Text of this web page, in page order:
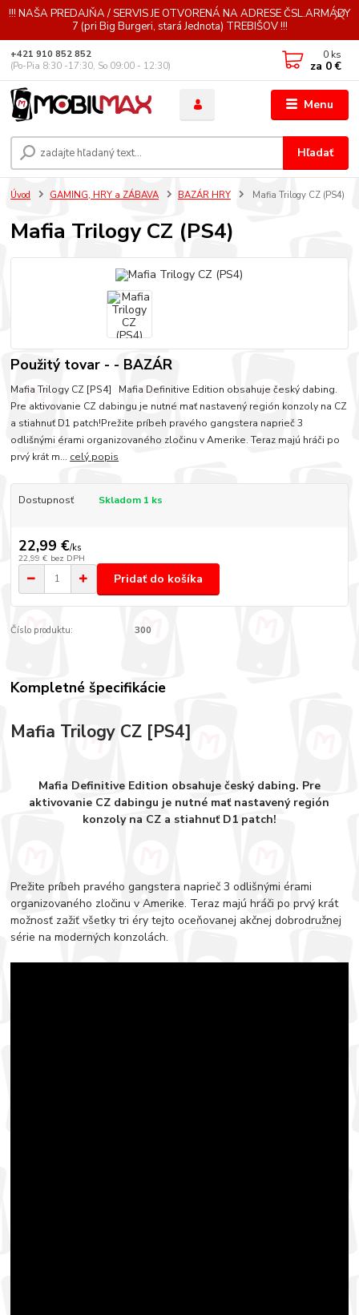
!!! NAŠA PREDAJŇA / SERVIS JE OTVORENÁ NA ADRESE ČSL.ARMÁDY
7 (pri Big Burgeri, stará Jednota) TREBIŠOV !!!
Menu
Hľadať
+421 910 852 852
(Po-Pia 8:30 -17:30, So 09:00 - 12:30)
0 ks
za 0 €
Úvod GAMING, HRY a ZÁBAVA BAZÁR HRY Mafia Trilogy CZ (PS4)
Mafia Trilogy CZ (PS4)
Použitý tovar - - BAZÁR
Mafia Trilogy CZ [PS4] Mafia Definitive Edition obsahuje český dabing.
Pre aktivovanie CZ dabingu je nutné mať nastavený región konzoly na CZ
a stiahnuť D1 patch!Prežite príbeh pravého gangstera naprieč 3
odlišnými érami organizovaného zločinu v Amerike. Teraz majú hráči po
prvý krát m... celý popis
Dostupnosť Skladom 1 ks
22,99 €/ks
22,99 € bez DPH
Pridať do košíka
Číslo produktu: 300
Kompletné špecifikácie
Mafia Trilogy CZ [PS4]
Mafia Definitive Edition obsahuje český dabing. Pre
aktivovanie CZ dabingu je nutné mať nastavený región
konzoly na CZ a stiahnuť D1 patch!
Prežite príbeh pravého gangstera naprieč 3 odlišnými érami
organizovaného zločinu v Amerike. Teraz majú hráči po prvý krát
možnosť zažiť všetky tri éry tejto oceňovanej akčnej dobrodružnej
série na moderných konzolách.